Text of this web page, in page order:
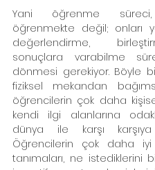
Yani öğrenme süreci,
öğrenmekte değil; onları
değerlendirme,
sonuçlara varabilme
dönmesi gerekiyor. Böyle
fiziksel mekandan
öğrencilerin çok daha
kendi ilgi alanlarına
dünya ile karşı karşıya
Öğrencilerin çok daha iyi
tanımaları, ne istediklerini